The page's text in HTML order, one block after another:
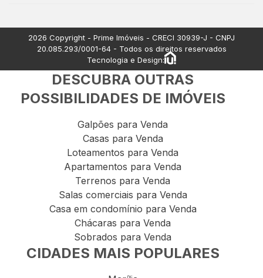
Apartamentos à venda
2026 Copyright - Prime Imóveis - CRECI 30939-J - CNPJ
20.085.293/0001-64- Todos os direitos reservados
Tecnologia e Design:
DESCUBRA OUTRAS
POSSIBILIDADES DE IMÓVEIS
Galpões para Venda
Casas para Venda
Loteamentos para Venda
Apartamentos para Venda
Terrenos para Venda
Salas comerciais para Venda
Casa em condomínio para Venda
Chácaras para Venda
Sobrados para Venda
CIDADES MAIS POPULARES